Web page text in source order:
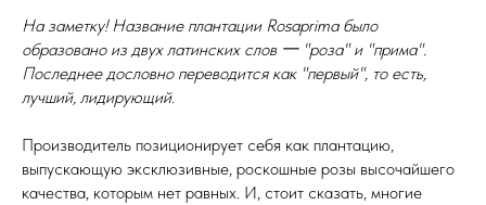
На заметку! Название плантации Rosaprima было
образовано из двух латинских слов 一 "роза" и "прима".
Последнее дословно переводится как "первый", то есть,
лучший, лидирующий.
Производитель позиционирует себя как плантацию,
выпускающую эксклюзивные, роскошные розы высочайшего
качества, которым нет равных. И, стоит сказать, многие